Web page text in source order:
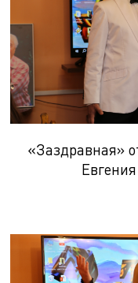
«Заздравная»